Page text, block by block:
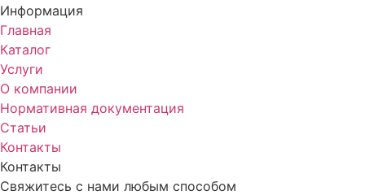
Информация
Главная
Каталог
Услуги
О компании
Нормативная документация
Статьи
Контакты
Контакты
Свяжитесь с нами любым способом